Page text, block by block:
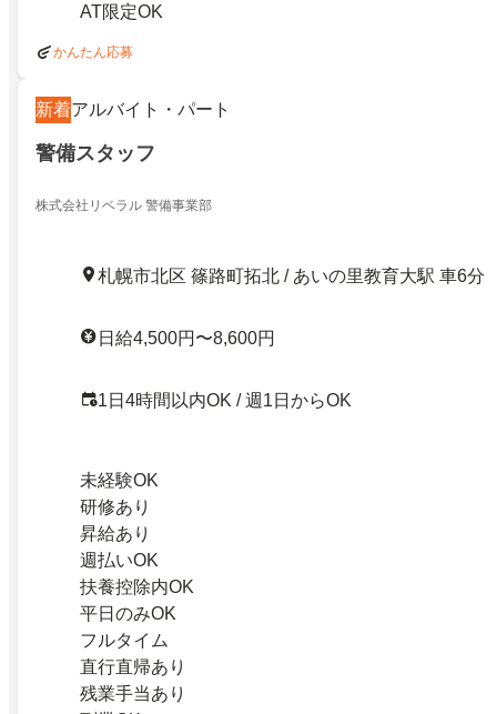
AT限定OK
かんたん応募
新着アルバイト・パート
警備スタッフ
株式会社リベラル 警備事業部
札幌市北区 篠路町拓北 / あいの里教育大駅 車6分
日給4,500円〜8,600円
1日4時間以内OK / 週1日からOK
未経験OK
研修あり
昇給あり
週払いOK
扶養控除内OK
平日のみOK
フルタイム
直行直帰あり
残業手当あり